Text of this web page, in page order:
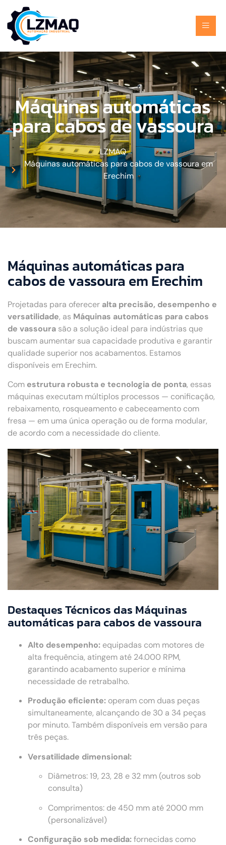
Máquinas automáticas
para cabos de vassoura
LZMAQ
Máquinas automáticas para cabos de vassoura em
Erechim
Máquinas automáticas para
cabos de vassoura em Erechim
Projetadas para oferecer alta precisão, desempenho e
versatilidade, as Máquinas automáticas para cabos
de vassoura são a solução ideal para indústrias que
buscam aumentar sua capacidade produtiva e garantir
qualidade superior nos acabamentos. Estamos
disponíveis em Erechim.
Com estrutura robusta e tecnologia de ponta, essas
máquinas executam múltiplos processos — conificação,
rebaixamento, rosqueamento e cabeceamento com
fresa — em uma única operação ou de forma modular,
de acordo com a necessidade do cliente.
Destaques Técnicos das Máquinas
automáticas para cabos de vassoura
Alto desempenho: equipadas com motores de
alta frequência, atingem até 24.000 RPM,
garantindo acabamento superior e mínima
necessidade de retrabalho.
Produção eficiente: operam com duas peças
simultaneamente, alcançando de 30 a 34 peças
por minuto. Também disponíveis em versão para
três peças.
Versatilidade dimensional:
Diâmetros: 19, 23, 28 e 32 mm (outros sob
consulta)
Comprimentos: de 450 mm até 2000 mm
(personalizável)
Configuração sob medida:fornecidas como